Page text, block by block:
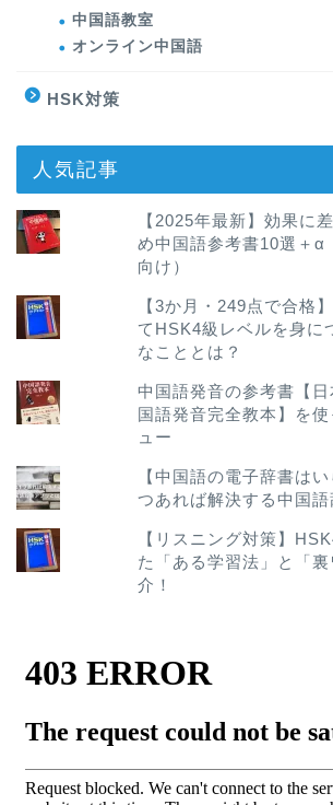
中国語教室
オンライン中国語
HSK対策
人気記事
【2025年最新】効果に
め中国語参考書10選＋α
向け）
【3か月・249点で合格
てHSK4級レベルを身に
なこととは？
中国語発音の参考書【
国語発音完全教本】を
ュー
【中国語の電子辞書は
つあれば解決する中国語
【リスニング対策】
た「ある学習法」と「
介！